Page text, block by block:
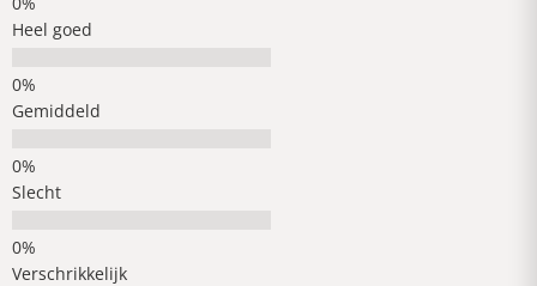
Heel goed
Gemiddeld
Slecht
Verschrikkelijk